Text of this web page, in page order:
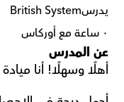
يدرسBritish System
٠ ساعة مع أوركاس
عن المدرس
أهلًا وسهلًا! أنا ميادة